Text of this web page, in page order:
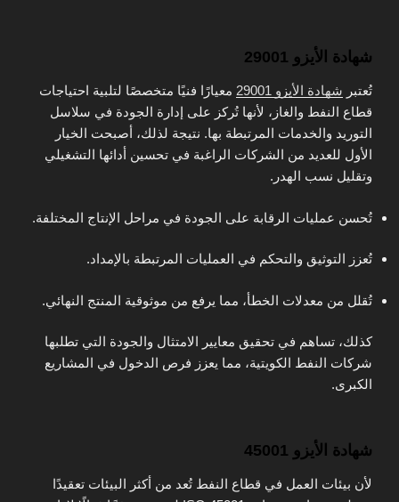
شهادة الأيزو 29001
تُعتبر شهادة الأيزو 29001
معيارًا فنيًا متخصصًا لتلبية احتياجات
قطاع النفط والغاز، لأنها تُركز على إدارة الجودة في سلاسل
التوريد والخدمات المرتبطة بها. نتيجة لذلك، أصبحت الخيار
الأول للعديد من الشركات الراغبة في تحسين أدائها التشغيلي
وتقليل نسب الهدر.
تُحسن عمليات الرقابة على الجودة في مراحل الإنتاج المختلفة.
تُعزز التوثيق والتحكم في العمليات المرتبطة بالإمداد.
تُقلل من معدلات الخطأ، مما يرفع من موثوقية المنتج النهائي.
كذلك، تساهم في تحقيق معايير الامتثال والجودة التي تطلبها
شركات النفط الكويتية، مما يعزز فرص الدخول في المشاريع
الكبرى.
شهادة الأيزو 45001
لأن بيئات العمل في قطاع النفط تُعد من أكثر البيئات تعقيدًا